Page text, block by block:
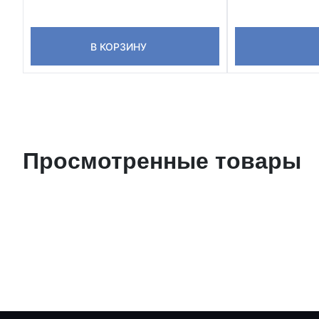
В КОРЗИНУ
Просмотренные товары